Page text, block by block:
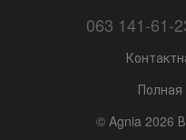
063 141-61-
Полная
© Agnia 2026